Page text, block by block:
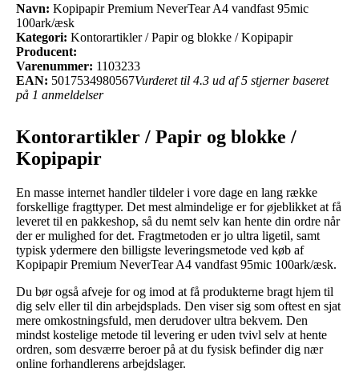
Navn: Kopipapir Premium NeverTear A4 vandfast 95mic
100ark/æsk
Kategori: Kontorartikler / Papir og blokke / Kopipapir
Producent:
Varenummer: 1103233
EAN: 5017534980567Vurderet til 4.3 ud af 5 stjerner baseret
på 1 anmeldelser
Kontorartikler / Papir og blokke /
Kopipapir
En masse internet handler tildeler i vore dage en lang række
forskellige fragttyper. Det mest almindelige er for øjeblikket at få
leveret til en pakkeshop, så du nemt selv kan hente din ordre når
der er mulighed for det. Fragtmetoden er jo ultra ligetil, samt
typisk ydermere den billigste leveringsmetode ved køb af
Kopipapir Premium NeverTear A4 vandfast 95mic 100ark/æsk.
Du bør også afveje for og imod at få produkterne bragt hjem til
dig selv eller til din arbejdsplads. Den viser sig som oftest en sjat
mere omkostningsfuld, men derudover ultra bekvem. Den
mindst kostelige metode til levering er uden tvivl selv at hente
ordren, som desværre beroer på at du fysisk befinder dig nær
online forhandlerens arbejdslager.